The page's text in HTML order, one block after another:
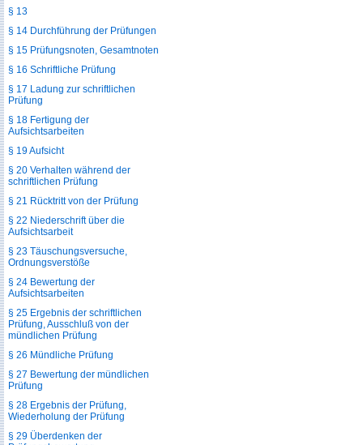
§ 13
§ 14 Durchführung der Prüfungen
§ 15 Prüfungsnoten, Gesamtnoten
§ 16 Schriftliche Prüfung
§ 17 Ladung zur schriftlichen
Prüfung
§ 18 Fertigung der
Aufsichtsarbeiten
§ 19 Aufsicht
§ 20 Verhalten während der
schriftlichen Prüfung
§ 21 Rücktritt von der Prüfung
§ 22 Niederschrift über die
Aufsichtsarbeit
§ 23 Täuschungsversuche,
Ordnungsverstöße
§ 24 Bewertung der
Aufsichtsarbeiten
§ 25 Ergebnis der schriftlichen
Prüfung, Ausschluß von der
mündlichen Prüfung
§ 26 Mündliche Prüfung
§ 27 Bewertung der mündlichen
Prüfung
§ 28 Ergebnis der Prüfung,
Wiederholung der Prüfung
§ 29 Überdenken der